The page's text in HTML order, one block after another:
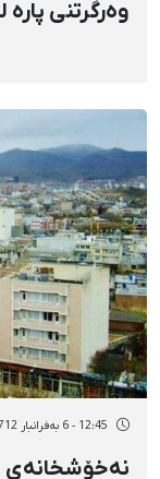
وەرگرتنی
12:45 - 6 بەفرانبار 2712
نەخۆشخانەی